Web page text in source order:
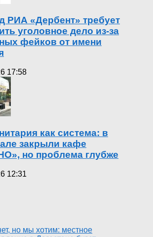
РИА «Дербент» требует
уголовное дело из-за
фейков от имени
17:58
как система: в
закрыли кафе
но проблема глубже
12:31